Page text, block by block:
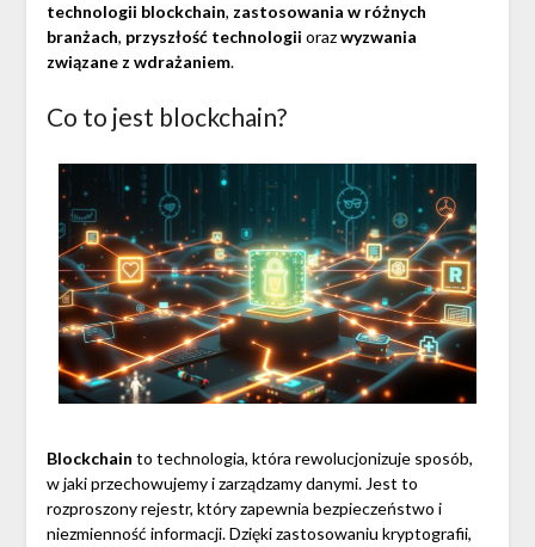
technologii blockchain, zastosowania w różnych
branżach, przyszłość technologii orazwyzwania
związane z wdrażaniem.
Co to jest blockchain?
Blockchain to technologia, która rewolucjonizuje sposób,
w jaki przechowujemy i zarządzamy danymi. Jest to
rozproszony rejestr, który zapewnia bezpieczeństwo i
niezmienność informacji. Dzięki zastosowaniu kryptografii,